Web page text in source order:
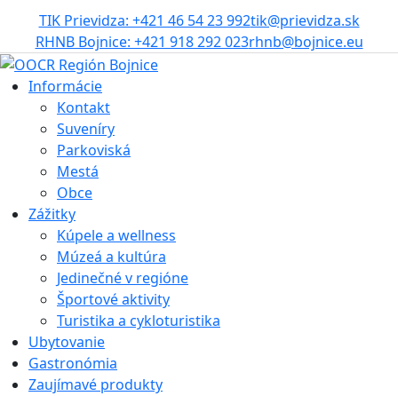
TIK Prievidza: +421 46 54 23 992tik@prievidza.sk
RHNB Bojnice: +421 918 292 023rhnb@bojnice.eu
Informácie
Kontakt
Suveníry
Parkoviská
Mestá
Obce
Zážitky
Kúpele a wellness
Múzeá a kultúra
Jedinečné v regióne
Športové aktivity
Turistika a cykloturistika
Ubytovanie
Gastronómia
Zaujímavé produkty